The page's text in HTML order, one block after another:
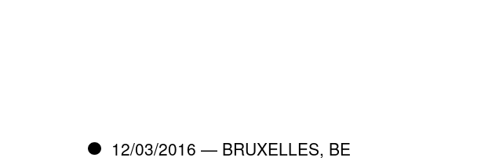
12/03/2016 — BRUXELLES, BE